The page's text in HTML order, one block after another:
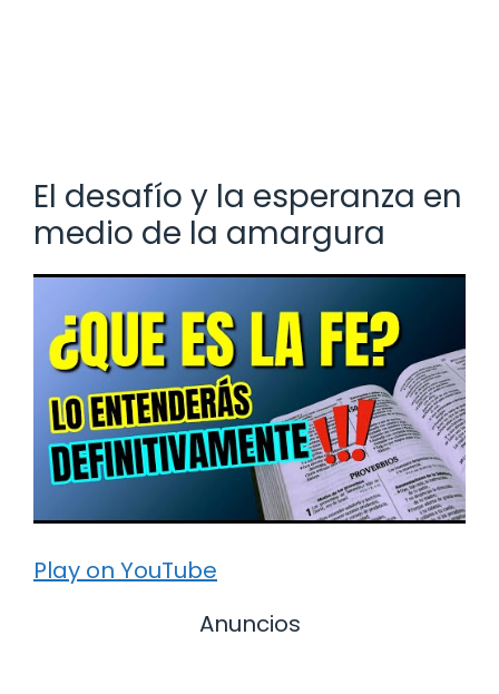
El desafío y la esperanza en
medio de la amargura
Play on YouTube
Anuncios